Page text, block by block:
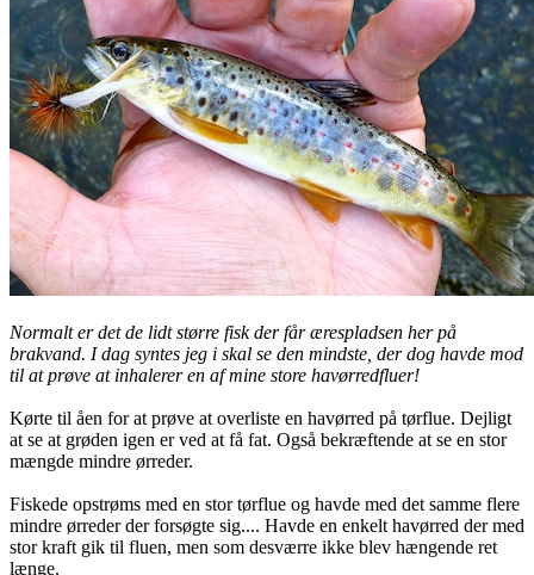
Normalt er det de lidt større fisk der får ærespladsen her på
brakvand. I dag syntes jeg i skal se den mindste, der dog havde mod
til at prøve at inhalerer en af mine store havørredfluer!
Kørte til åen for at prøve at overliste en havørred på tørflue. Dejligt
at se at grøden igen er ved at få fat. Også bekræftende at se en stor
mængde mindre ørreder.
Fiskede opstrøms med en stor tørflue og havde med det samme flere
mindre ørreder der forsøgte sig.... Havde en enkelt havørred der med
stor kraft gik til fluen, men som desværre ikke blev hængende ret
længe.